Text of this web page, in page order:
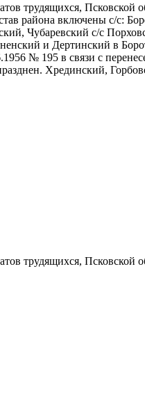
трудящихся, Псковской
района включены с/с:
Чубаревский с/с
и Дертинский в
№ 195 в связи с
Хрединский,
трудящихся, Псковской